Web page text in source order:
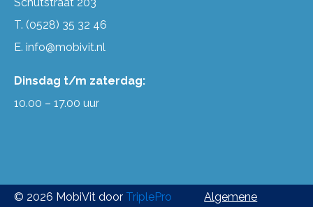
T. (0528) 35 32 46
E. info@mobivit.nl
Dinsdag t/m zaterdag:
10.00 – 17.00 uur
© 2026 MobiVit door TriplePro
Algemene